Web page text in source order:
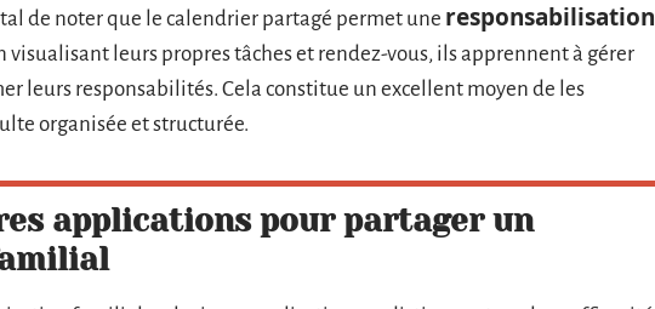
de noter que le calendrier partagé permet une responsabilisation
visualisant leurs propres tâches et rendez-vous, ils apprennent à gérer
leurs responsabilités. Cela constitue un excellent moyen de les
organisée et structurée.
applications pour partager un